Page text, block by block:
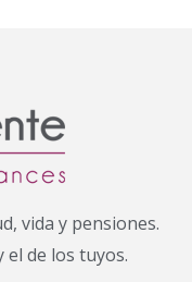
vida y pensiones.
de los tuyos.